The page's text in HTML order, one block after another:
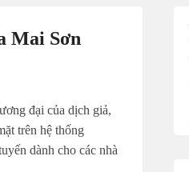
Mai Sơn
đại của dịch giả,
trên hệ thống
dành cho các nhà